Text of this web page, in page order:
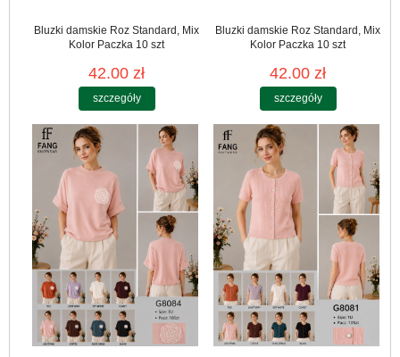
Bluzki damskie Roz Standard, Mix
Kolor Paczka 10 szt
42.00 zł
szczegóły
Bluzki damskie Roz Standard, Mix
Kolor Paczka 10 szt
42.00 zł
szczegóły